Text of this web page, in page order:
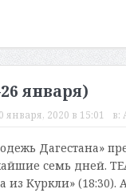
января)
января, 2020 в 15:01 в:
Дагестана»
семь дней.
из Куркли» (18:30).